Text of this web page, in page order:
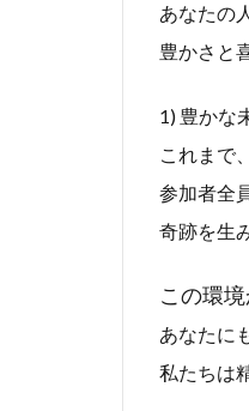
あなたの
豊かさと
1) 豊かな
これまで
参加者全
奇跡を生
この環
あなたに
私たちは